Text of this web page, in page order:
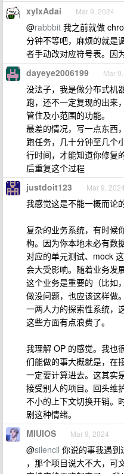
xylxAdai Mar 9, 2024
@rabbbit 我之前就做
分钟不等吧，麻烦的就是
者手动改对应符号表。因
dayeye2006199 Mar
没法子，我是做分布式机
跑，还不一定复现的出来
管住及小范围的功能。
最差的情况，写一点东西
跑任务，几十分钟至几个
行时间，才能知道你修复
后重复这个过程
justdoit123 Mar 9, 2024
我感觉这是不能一概而论
复杂的业务系统，有时候
构。因为你本地未必有数
对应的单元测试、mock
会大受影响。随着业务发
这个业务是重要的（比如
做没问题，也应该这样做
一两人力的探索性系统，
这些方面有点浪费了。
我理解 OP 的感觉。我也
们能做的事大概就是，在
一定要计算进去。这其实
接受别人的项目。回头维
不小的上下文切换开销。
剧这种情绪。
MIUIOS Mar 9, 2024
@silencil 你说的事我遇到
，那个项目说大不大，可